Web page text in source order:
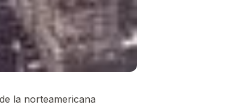
la norteamericana